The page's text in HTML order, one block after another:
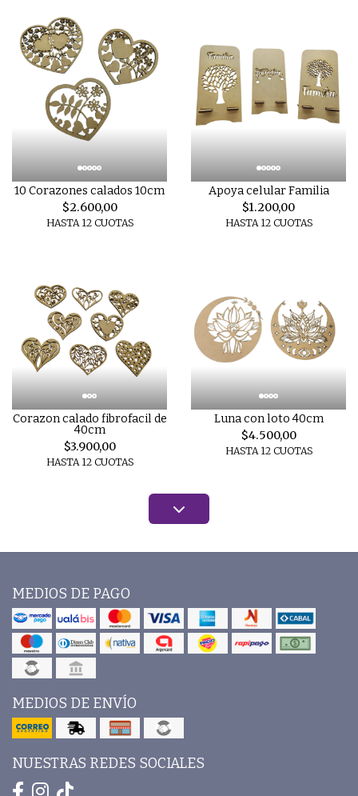
10 Corazones calados 10cm
$2.600,00
HASTA 12 CUOTAS
Apoya celular Familia
$1.200,00
HASTA 12 CUOTAS
Corazon calado fibrofacil de
40cm
$3.900,00
HASTA 12 CUOTAS
Luna con loto 40cm
$4.500,00
HASTA 12 CUOTAS
MEDIOS DE PAGO
MEDIOS DE ENVÍO
NUESTRAS REDES SOCIALES